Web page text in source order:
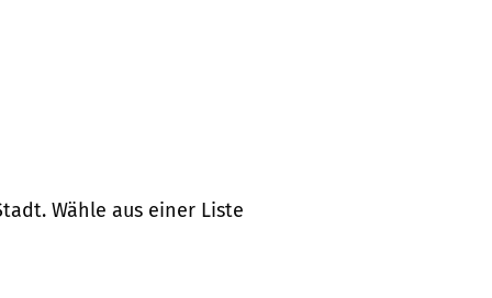
Wähle aus einer Liste